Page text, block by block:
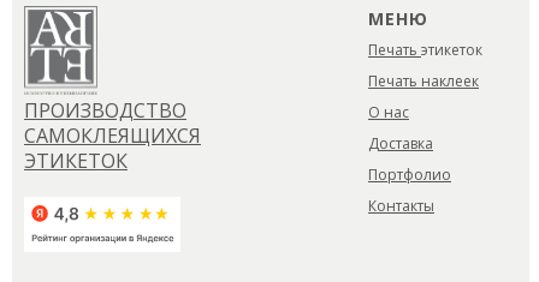
Политика
конфиденциальности
ООО «АРТЭ»
ОГРН: 1127747013316
г. Москва, Алтуфьевское
шоссе, 37, корпус 1, стр.
1, МЦД «Дегунино»
+ 7 (495) 380-38-71
Пн. - пт. с 9:00 до 18:00
АДРЕС РЕКВИЗИТЫ